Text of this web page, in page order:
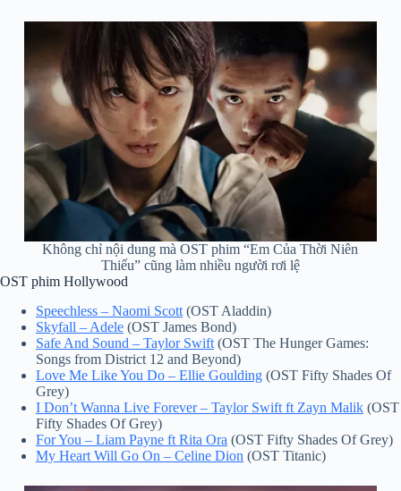
Không chỉ nội dung mà OST phim “Em Của Thời Niên
Thiếu” cũng làm nhiều người rơi lệ
OST phim Hollywood
Speechless – Naomi Scott (OST Aladdin)
Skyfall – Adele (OST James Bond)
Safe And Sound – Taylor Swift (OST The Hunger Games:
Songs from District 12 and Beyond)
Love Me Like You Do – Ellie Goulding (OST Fifty Shades Of
Grey)
I Don’t Wanna Live Forever – Taylor Swift ft Zayn Malik (OST
Fifty Shades Of Grey)
For You – Liam Payne ft Rita Ora (OST Fifty Shades Of Grey)
My Heart Will Go On – Celine Dion (OST Titanic)